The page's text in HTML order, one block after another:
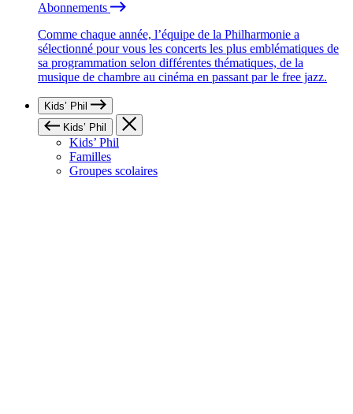
Abonnements
Comme chaque année, l’équipe de la Philharmonie a
sélectionné pour vous les concerts les plus emblématiques de
sa programmation selon différentes thématiques, de la
musique de chambre au cinéma en passant par le free jazz.
Kids’ Phil
Kids’ Phil
Kids’ Phil
Familles
Groupes scolaires